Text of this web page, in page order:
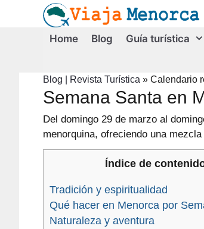
Home Blog Guía turística
Blog | Revista Turística » Calendario
Semana Santa en
Del domingo 29 de marzo al
menorquina, ofreciendo una
Índice de
Tradición y espiritualidad
Qué hacer en Menorca por
Naturaleza y aventura